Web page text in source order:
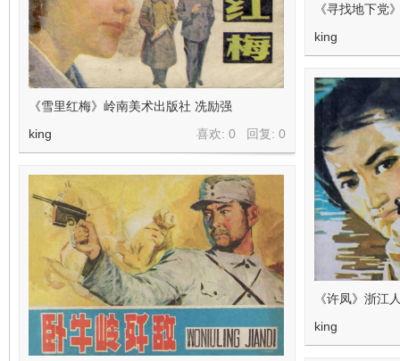
《寻找地下党
king
《雪里红梅》岭南美术出版社 冼励强
喜欢: 0 回复: 0
king
《许凤》浙江
king